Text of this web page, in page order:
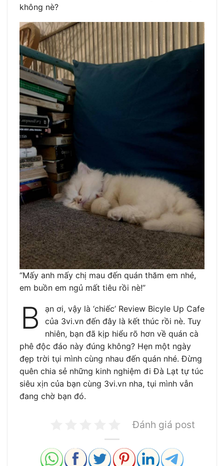
không nè?
“Mấy anh mấy chị mau đến quán thăm em nhé,
em buồn em ngủ mất tiêu rồi nè!”
B
ạn ơi, vậy là ‘chiếc’ Review Bicyle Up Cafe
của 3vi.vn đến đây là kết thúc rồi nè. Tuy
nhiên, bạn đã kịp hiểu rõ hơn về quán cà
phê độc đáo này đúng không? Hẹn một ngày
đẹp trời tụi mình cùng nhau đến quán nhé. Đừng
quên chia sẻ những kinh nghiệm đi Đà Lạt tự túc
siêu xịn của bạn cùng 3vi.vn nha, tụi mình vẫn
đang chờ bạn đó.
Đánh giá post